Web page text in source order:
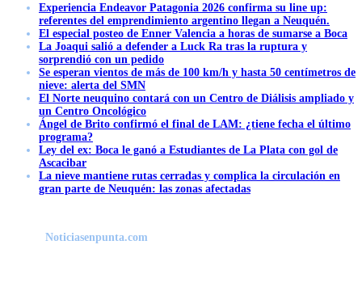
Experiencia Endeavor Patagonia 2026 confirma su line up:
referentes del emprendimiento argentino llegan a Neuquén.
El especial posteo de Enner Valencia a horas de sumarse a Boca
La Joaqui salió a defender a Luck Ra tras la ruptura y
sorprendió con un pedido
Se esperan vientos de más de 100 km/h y hasta 50 centímetros de
nieve: alerta del SMN
El Norte neuquino contará con un Centro de Diálisis ampliado y
un Centro Oncológico
Ángel de Brito confirmó el final de LAM: ¿tiene fecha el último
programa?
Ley del ex: Boca le ganó a Estudiantes de La Plata con gol de
Ascacibar
La nieve mantiene rutas cerradas y complica la circulación en
gran parte de Neuquén: las zonas afectadas
Noticiasenpunta.com